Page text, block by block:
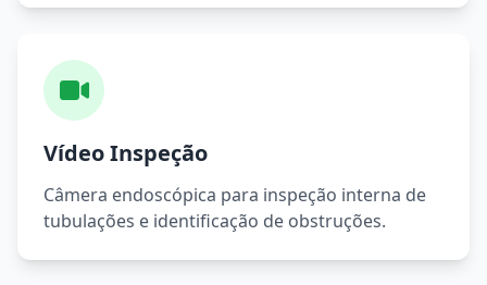
Vídeo Inspeção
Câmera endoscópica para inspeção interna de
tubulações e identificação de obstruções.